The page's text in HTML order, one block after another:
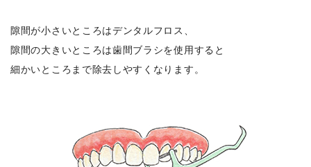
隙間が小さいところはデンタルフロス、
隙間の大きいところは歯間ブラシを使用すると
細かいところまで除去しやすくなります。